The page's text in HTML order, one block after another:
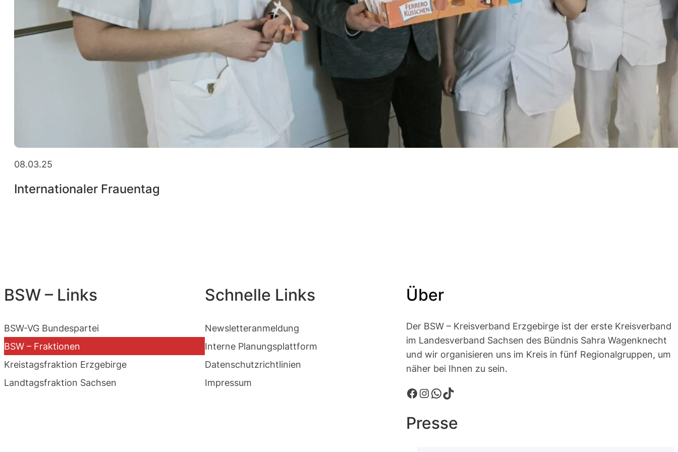
08.03.25
Internationaler Frauentag
BSW – Links
BSW-VG Bundespartei
BSW – Fraktionen
Kreistagsfraktion Erzgebirge
Landtagsfraktion Sachsen
Schnelle Links
Newsletteranmeldung
Interne Planungsplattform
Datenschutzrichtlinien
Impressum
Über
Der BSW – Kreisverband Erzgebirge ist der erste Kreisverband
im Landesverband Sachsen des Bündnis Sahra Wagenknecht
und wir organisieren uns im Kreis in fünf Regionalgruppen, um
näher bei Ihnen zu sein.
Facebook Instagram WhatsApp TikTok
Presse